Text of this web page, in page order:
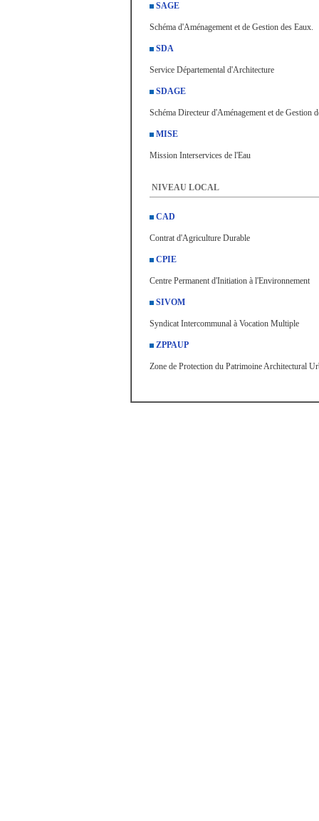
SAGE
Schéma d'Aménagement et de Gestion des Eaux.
SDA
Service Départemental d'Architecture
SDAGE
Schéma Directeur d'Aménagement et de Gestion
MISE
Mission Interservices de l'Eau
NIVEAU LOCAL
CAD
Contrat d'Agriculture Durable
CPIE
Centre Permanent d'Initiation à l'Environnement
SIVOM
Syndicat Intercommunal à Vocation Multiple
ZPPAUP
Zone de Protection du Patrimoine Architectural